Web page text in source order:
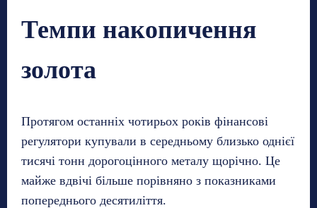
Темпи накопичення
золота
Протягом останніх чотирьох років фінансові
регулятори купували в середньому близько однієї
тисячі тонн дорогоцінного металу щорічно. Це
майже вдвічі більше порівняно з показниками
попереднього десятиліття.